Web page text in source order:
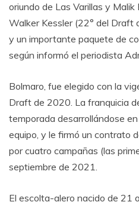
oriundo de Las Varillas y
Walker Kessler (22° del Draft
y un importante paquete de
según informó el periodista
Bolmaro, fue elegido con la
Draft de 2020. La franquicia
temporada desarrollándose
equipo, y le firmó un contrato
por cuatro campañas (las
septiembre de 2021.
El escolta-alero nacido de 21